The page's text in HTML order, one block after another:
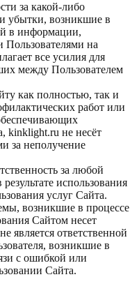
за какой-либо
убытки, возникшие в
в информации,
Пользователями на
все усилия для
между Пользователем
как полностью, так и
работ или
kinklight.ru не несёт
за неполучение
за любой
использования
услуг Сайта.
возникшие в процессе
Сайтом несет
является ответственной
возникшие в
с ошибкой или
Сайта.